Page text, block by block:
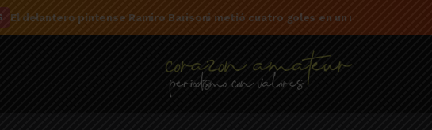
El delantero pintense Ramiro Barisoni metió cuatro goles en un mismo partido